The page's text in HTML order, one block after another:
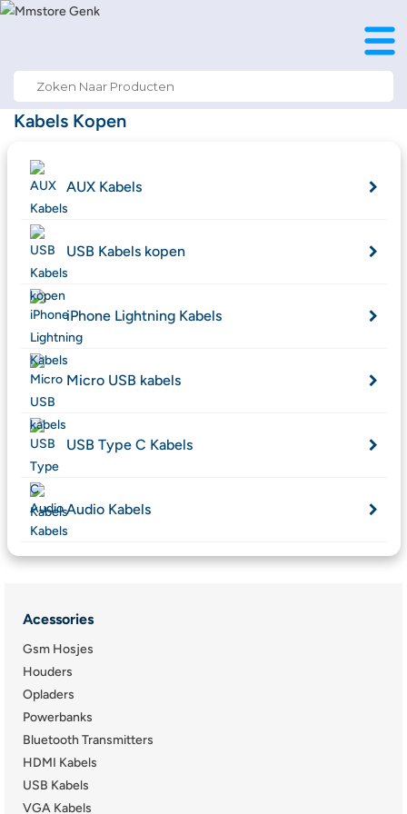
Kabels Kopen
AUX Kabels
USB Kabels kopen
iPhone Lightning Kabels
Micro USB kabels
USB Type C Kabels
Audio Kabels
Acessories
Gsm Hosjes
Houders
Opladers
Powerbanks
Bluetooth Transmitters
HDMI Kabels
USB Kabels
VGA Kabels